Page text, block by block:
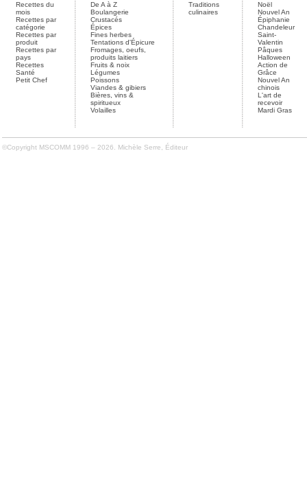
Recettes du
mois
Recettes par
catégorie
Recettes par
produit
Recettes par
pays
Recettes
Santé
Petit Chef
De A à Z
Boulangerie
Crustacés
Épices
Fines herbes
Tentations d'Épicure
Fromages, oeufs,
produits laitiers
Fruits & noix
Légumes
Poissons
Viandes & gibiers
Bières, vins &
spiritueux
Volailles
Traditions
culinaires
Noël
Nouvel An
Épiphanie
Chandeleur
Saint-
Valentin
Pâques
Halloween
Action de
Grâce
Nouvel An
chinois
L'art de
recevoir
Mardi Gras
©Copyright MSCOMM 1996 – 2026. Michèle Serre, Éditeur